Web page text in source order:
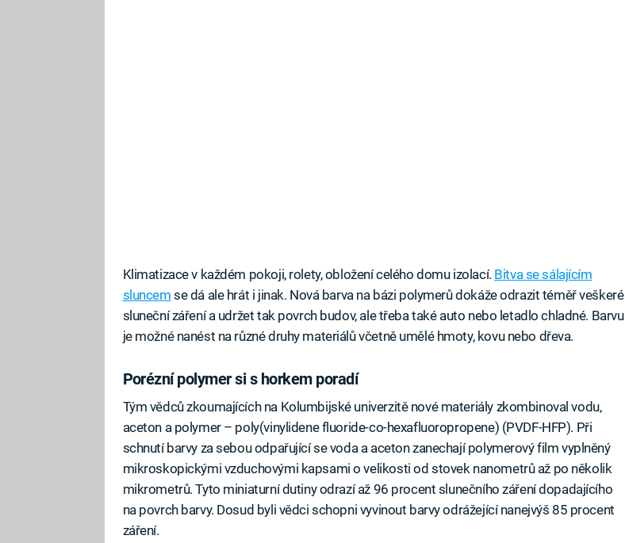
Klimatizace v každém pokoji, rolety, obložení celého domu izolací. Bitva se sálajícím
sluncem se dá ale hrát i jinak. Nová barva na bázi polymerů dokáže odrazit téměř veškeré
sluneční záření a udržet tak povrch budov, ale třeba také auto nebo letadlo chladné. Barvu
je možné nanést na různé druhy materiálů včetně umělé hmoty, kovu nebo dřeva.
Porézní polymer si s horkem poradí
Tým vědců zkoumajících na Kolumbijské univerzitě nové materiály zkombinoval vodu,
aceton a polymer – poly(vinylidene fluoride-co-hexafluoropropene) (PVDF-HFP). Při
schnutí barvy za sebou odpařující se voda a aceton zanechají polymerový film vyplněný
mikroskopickými vzduchovými kapsami o velikosti od stovek nanometrů až po několik
mikrometrů. Tyto miniaturní dutiny odrazí až 96 procent slunečního záření dopadajícího
na povrch barvy. Dosud byli vědci schopni vyvinout barvy odrážející nanejvýš 85 procent
záření.